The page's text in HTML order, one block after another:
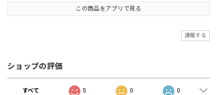
この商品をアプリで見る
通報する
ショップの評価
すべて 5 0 0